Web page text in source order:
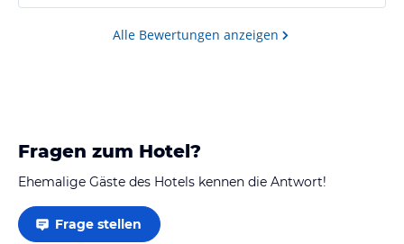
bekommen. Für den Preis war es klasse.
Alle Bewertungen anzeigen
Fragen zum Hotel?
Ehemalige Gäste des Hotels kennen die Antwort!
Frage stellen